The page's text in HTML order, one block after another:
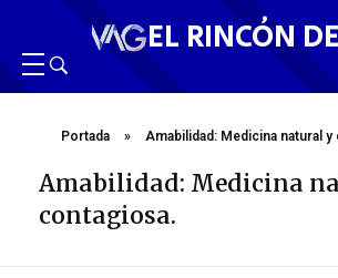
EL RINCÓN
Portada » Amabilidad: Medicina natural y
Amabilidad: Medicina
contagiosa.